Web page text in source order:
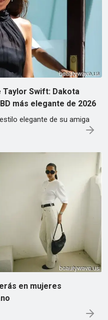
Taylor Swift: Dakota
más elegante de 2026
elegante de su amiga
en mujeres